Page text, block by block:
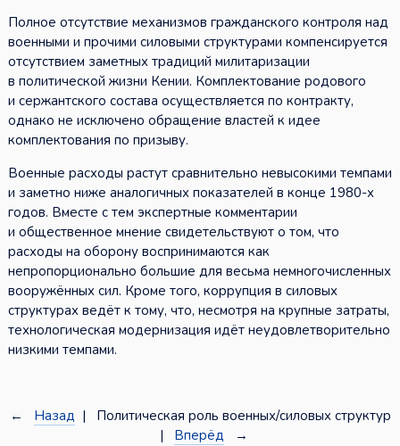
Полное отсутствие механизмов гражданского контроля над
военными и прочими силовыми структурами компенсируется
отсутствием заметных традиций милитаризации
в политической жизни Кении. Комплектование родового
и сержантского состава осуществляется по контракту,
однако не исключено обращение властей к идее
комплектования по призыву.
Военные расходы растут сравнительно невысокими темпами
и заметно ниже аналогичных показателей в конце 1980-х
годов. Вместе с тем экспертные комментарии
и общественное мнение свидетельствуют о том, что
расходы на оборону воспринимаются как
непропорционально большие для весьма немногочисленных
вооружённых сил. Кроме того, коррупция в силовых
структурах ведёт к тому, что, несмотря на крупные затраты,
технологическая модернизация идёт неудовлетворительно
низкими темпами.
← Назад | Политическая роль военных/силовых структур
| Вперёд →